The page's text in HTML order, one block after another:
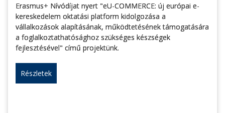
Erasmus+ Nívódíjat nyert "eU-COMMERCE: új európai e-
kereskedelem oktatási platform kidolgozása a
vállalkozások alapításának, működtetésének támogatására
a foglalkoztathatósághoz szükséges készségek
fejlesztésével" című projektünk.
Részletek